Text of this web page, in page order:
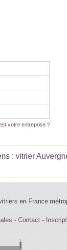
votre entreprise ?
: vitrier
en France
- Contact -